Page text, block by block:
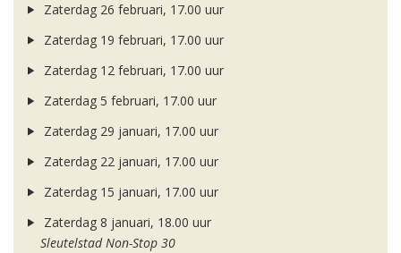
Zaterdag 26 februari, 17.00 uur
Zaterdag 19 februari, 17.00 uur
Zaterdag 12 februari, 17.00 uur
Zaterdag 5 februari, 17.00 uur
Zaterdag 29 januari, 17.00 uur
Zaterdag 22 januari, 17.00 uur
Zaterdag 15 januari, 17.00 uur
Zaterdag 8 januari, 18.00 uur
Sleutelstad Non-Stop 30